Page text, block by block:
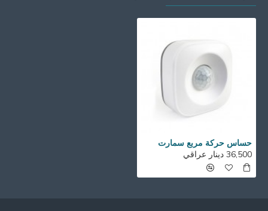
حساس حركة مربع سمارت
36,500 دينار عراقي